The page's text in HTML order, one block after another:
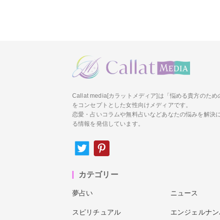
Callat media[カラットメディア]は「悩める貴方のため
をコンセプトとした女性向けメディアです。
恋愛・占いコラムや無料占いなどあなたの悩みを解決
る情報を発信しています。
カテゴリー
夢占い ニュース
スピリチュアル エンジェルナ